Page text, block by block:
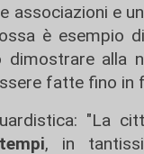
associazioni e
è esempio
dimostrare alla
fatte fino in
"La
, in